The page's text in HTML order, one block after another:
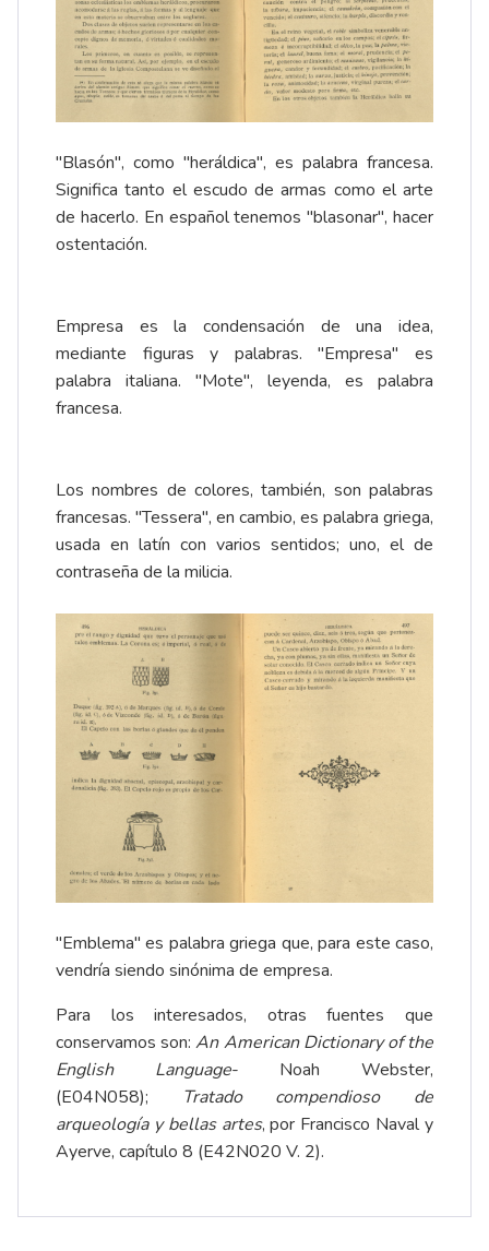
"Blasón", como "heráldica", es palabra francesa.
Significa tanto el escudo de armas como el arte
de hacerlo. En español tenemos "blasonar", hacer
ostentación.
Empresa es la condensación de una idea,
mediante figuras y palabras. "Empresa" es
palabra italiana. "Mote", leyenda, es palabra
francesa.
Los nombres de colores, también, son palabras
francesas. "Tessera", en cambio, es palabra griega,
usada en latín con varios sentidos; uno, el de
contraseña de la milicia.
"Emblema" es palabra griega que, para este caso,
vendría siendo sinónima de empresa.
Para los interesados, otras fuentes que
conservamos son:An American Dictionary of the
English Language- Noah Webster,
(E04N058);
Tratado compendioso de
arqueología y bellas artes, por Francisco Naval y
Ayerve, capítulo 8 (E42N020 V. 2).